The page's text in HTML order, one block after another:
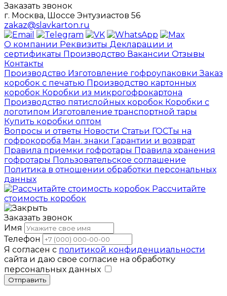
Заказать звонок
г. Москва, Шоссе Энтузиастов 56
zakaz@slavkarton.ru
О компании Реквизиты Декларации и
сертификаты Производство Вакансии Отзывы
Контакты
Производство Изготовление гофроупаковкиЗаказ
коробок с печатью Производство картонных
коробок Коробки из микрогофрокартона
Производство пятислойных коробок Коробки с
логотипом Изготовление транспортной тары
Купить коробки оптом
Вопросы и ответы Новости Статьи ГОСТы на
гофрокороба Ман. знаки Гарантии и возврат
Правила приемки гофротары Правила хранения
гофротары Пользовательское соглашение
Политика в отношении обработки персональных
данных
Рассчитайте
стоимость коробок
Заказать звонок
Имя
Телефон
Я согласен с политикой конфиденциальности
сайта и даю свое согласие на обработку
персональных данных
Отправить